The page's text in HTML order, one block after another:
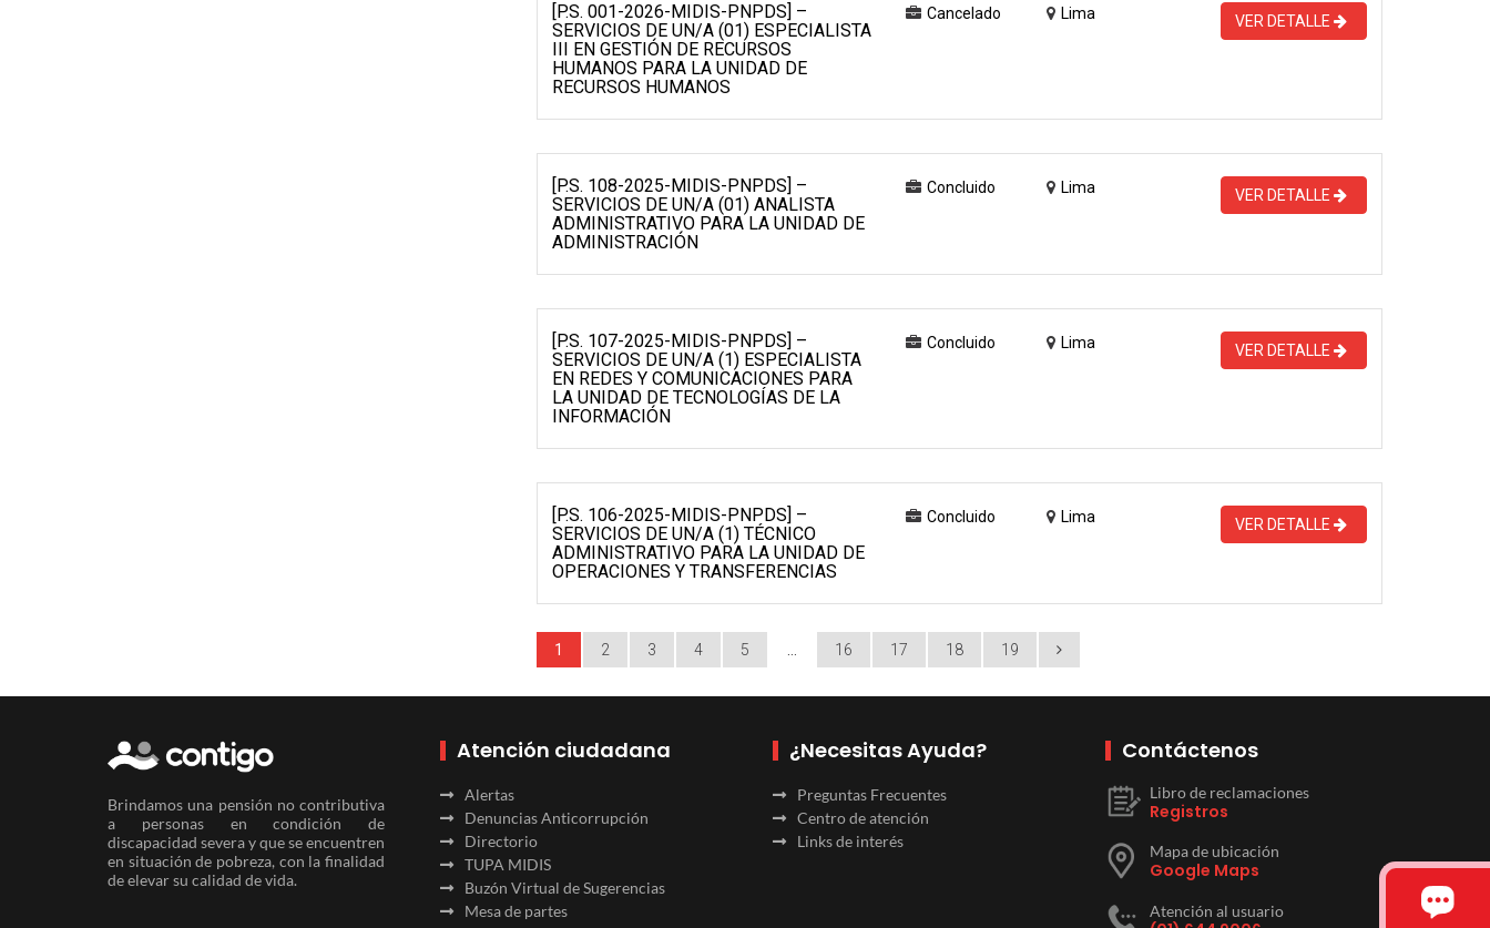
[P.S. 001-2026-MIDIS-PNPDS] –
SERVICIOS DE UN/A (01) ESPECIALISTA
III EN GESTIÓN DE RECURSOS
HUMANOS PARA LA UNIDAD DE
RECURSOS HUMANOS
Cancelado Lima VER DETALLE
[P.S. 108-2025-MIDIS-PNPDS] –
SERVICIOS DE UN/A (01) ANALISTA
ADMINISTRATIVO PARA LA UNIDAD DE
ADMINISTRACIÓN
Concluido Lima VER DETALLE
[P.S. 107-2025-MIDIS-PNPDS] –
SERVICIOS DE UN/A (1) ESPECIALISTA
EN REDES Y COMUNICACIONES PARA
LA UNIDAD DE TECNOLOGÍAS DE LA
INFORMACIÓN
Concluido Lima VER DETALLE
[P.S. 106-2025-MIDIS-PNPDS] –
SERVICIOS DE UN/A (1) TÉCNICO
ADMINISTRATIVO PARA LA UNIDAD DE
OPERACIONES Y TRANSFERENCIAS
Concluido Lima VER DETALLE
1 2 3 4 5 16 17 18 19
Brindamos una pensión no contributiva
a personas en condición de
discapacidad severa y que se encuentren
en situación de pobreza, con la finalidad
de elevar su calidad de vida.
Atención ciudadana
Alertas
Denuncias Anticorrupción
Directorio
TUPA MIDIS
Buzón Virtual de Sugerencias
Mesa de partes
¿Necesitas Ayuda?
Preguntas Frecuentes
Centro de atención
Links de interés
Contáctenos
Libro de reclamaciones
Registros
Mapa de ubicación
Google Maps
Atención al usuario